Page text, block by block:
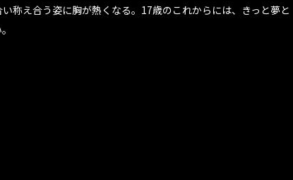
称え合う姿に胸が熱くなる。17歳のこれからには、きっと夢と